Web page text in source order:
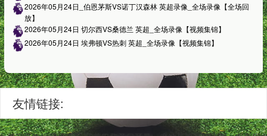
2026年05月24日_伯恩茅斯VS诺丁汉森林 英超录像_全场录像【全场回
放】
2026年05月24日 切尔西VS桑德兰 英超_全场录像【视频集锦】
2026年05月24日 埃弗顿VS热刺 英超_全场录像【视频集锦】
友情链接: